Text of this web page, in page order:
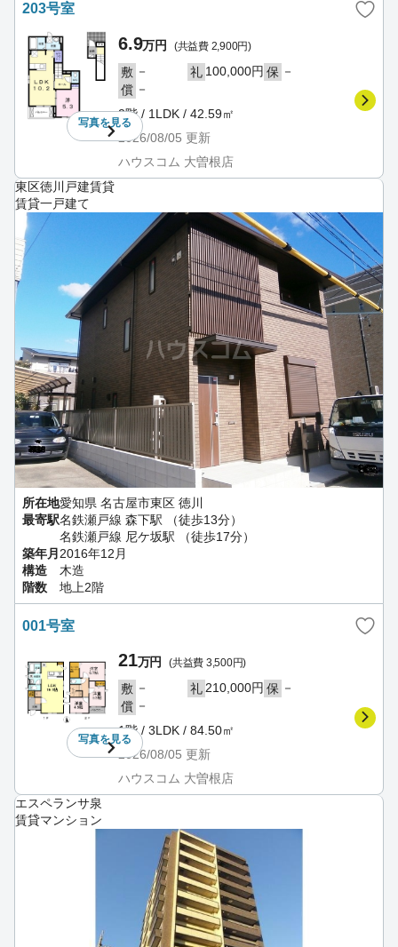
203号室
写真を見る
6.9万円 (共益費 2,900円)
敷 － 礼 100,000円 保 －
償 －
2階 / 1LDK / 42.59㎡
2026/08/05 更新
ハウスコム 大曽根店
東区徳川戸建賃貸
賃貸一戸建て
所在地愛知県 名古屋市東区 徳川
最寄駅名鉄瀬戸線 森下駅 （徒歩13分）
名鉄瀬戸線 尼ケ坂駅 （徒歩17分）
築年月 2016年12月
構造
木造
階数
地上2階
001号室
写真を見る
21万円 (共益費 3,500円)
敷 － 礼210,000円 保 －
償 －
1階 / 3LDK / 84.50㎡
2026/08/05 更新
ハウスコム 大曽根店
エスペランサ泉
賃貸マンション